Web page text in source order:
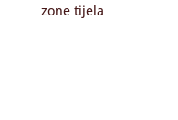
zone tijela